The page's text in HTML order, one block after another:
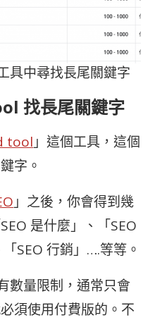
具中尋找長尾關鍵字
找長尾關鍵字
tool」這個工具，這個
字。
」之後，你會得到幾
是什麼」、「SEO
SEO 行銷」….等等。
數量限制，通常只會
須使用付費版的。不